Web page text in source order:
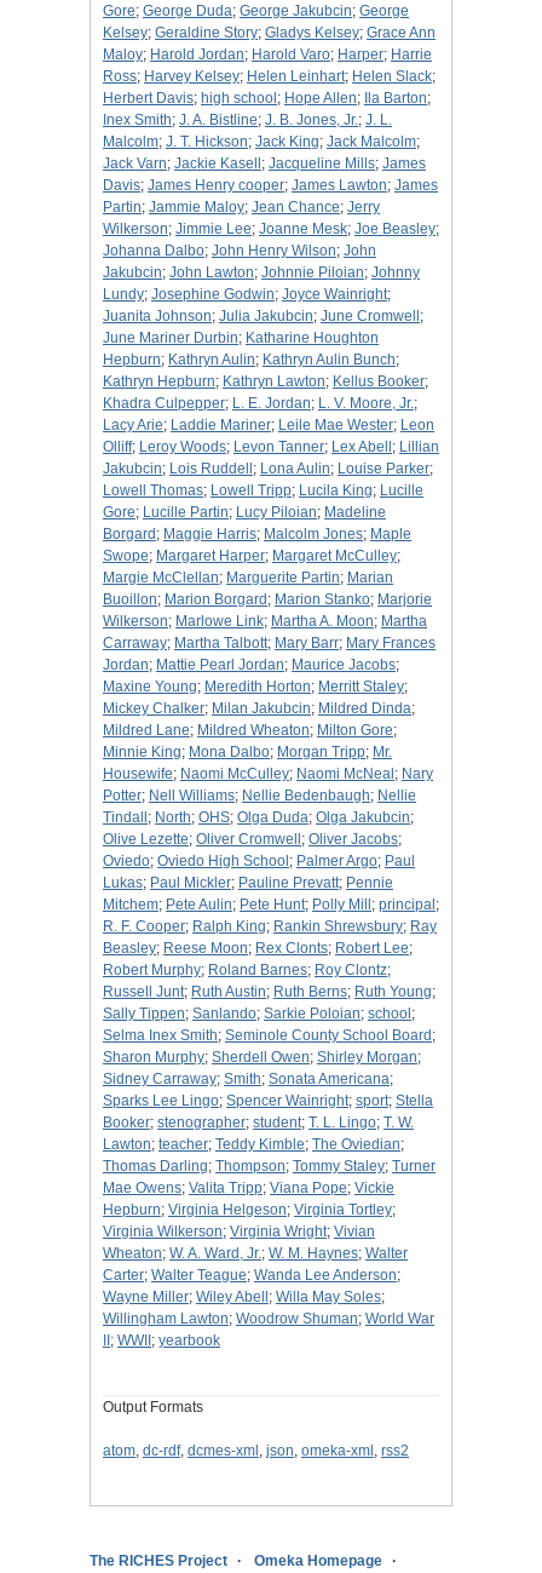
Gore; George Duda; George Jakubcin; George
Kelsey; Geraldine Story; Gladys Kelsey; Grace Ann
Maloy; Harold Jordan; Harold Varo; Harper; Harrie
Ross; Harvey Kelsey; Helen Leinhart; Helen Slack;
Herbert Davis; high school ; Hope Allen; Ila Barton;
Inex Smith; J. A. Bistline; J. B. Jones, Jr.; J. L.
Malcolm; J. T. Hickson; Jack King; Jack Malcolm;
Jack Varn; Jackie Kasell ; Jacqueline Mills; James
Davis; James Henry cooper; James Lawton; James
Partin; Jammie Maloy; Jean Chance; Jerry
Wilkerson; Jimmie Lee; Joanne Mesk; Joe Beasley;
Johanna Dalbo; John Henry Wilson; John
Jakubcin; John Lawton; Johnnie Piloian; Johnny
Lundy; Josephine Godwin; Joyce Wainright;
Juanita Johnson; Julia Jakubcin; June Cromwell ;
June Mariner Durbin; Katharine Houghton
Hepburn; Kathryn Aulin; Kathryn Aulin Bunch;
Kathryn Hepburn; Kathryn Lawton; Kellus Booker;
Khadra Culpepper; L. E. Jordan; L. V. Moore, Jr.;
Lacy Arie; Laddie Mariner; Leile Mae Wester; Leon
Olliff; Leroy Woods; Levon Tanner; Lex Abell ; Lillian
Jakubcin; Lois Ruddell ; Lona Aulin; Louise Parker;
Lowell Thomas; Lowell Tripp; Lucila King; Lucille
Gore; Lucille Partin; Lucy Piloian; Madeline
Borgard ; Maggie Harris; Malcolm Jones; Maple
Swope; Margaret Harper; Margaret McCulley;
Margie McClellan; Marguerite Partin; Marian
Buoillon; Marion Borgard ; Marion Stanko; Marjorie
Wilkerson; Marlowe Link; Martha A. Moon; Martha
Carraway; Martha Talbott; Mary Barr; Mary Frances
Jordan; Mattie Pearl Jordan; Maurice Jacobs;
Maxine Young; Meredith Horton; Merritt Staley;
Mickey Chalker; Milan Jakubcin; Mildred Dinda;
Mildred Lane; Mildred Wheaton; Milton Gore;
Minnie King; Mona Dalbo; Morgan Tripp; Mr.
Housewife; Naomi McCulley; Naomi McNeal ; Nary
Potter; Nell Williams; Nellie Bedenbaugh; Nellie
Tindall ; North; OHS; Olga Duda; Olga Jakubcin;
Olive Lezette; Oliver Cromwell ; Oliver Jacobs;
Oviedo; Oviedo High School ; Palmer Argo; Paul
Lukas; Paul Mickler; Pauline Prevatt; Pennie
Mitchem; Pete Aulin; Pete Hunt; Polly Mill ; principal ;
R. F. Cooper; Ralph King; Rankin Shrewsbury; Ray
Beasley; Reese Moon; Rex Clonts; Robert Lee;
Robert Murphy; Roland Barnes; Roy Clontz;
Russell Junt; Ruth Austin; Ruth Berns; Ruth Young;
Sally Tippen; Sanlando; Sarkie Poloian; school ;
Selma Inex Smith; Seminole County School Board ;
Sharon Murphy; Sherdell Owen; Shirley Morgan;
Sidney Carraway; Smith; Sonata Americana;
Sparks Lee Lingo; Spencer Wainright; sport; Stella
Booker; stenographer; student; T. L. Lingo; T. W.
Lawton; teacher; Teddy Kimble; The Oviedian;
Thomas Darling; Thompson; Tommy Staley; Turner
Mae Owens; Valita Tripp; Viana Pope; Vickie
Hepburn; Virginia Helgeson; Virginia Tortley;
Virginia Wilkerson; Virginia Wright; Vivian
Wheaton; W. A. Ward, Jr.; W. M. Haynes; Walter
Carter; Walter Teague; Wanda Lee Anderson;
Wayne Miller; Wiley Abell ; Willa May Soles;
Willingham Lawton; Woodrow Shuman; World War
; WWII ; yearbook
Output Formats
atom, dc-rdf, dcmes-xml , json, omeka-xml , rss2
The RICHES Project Omeka Homepage